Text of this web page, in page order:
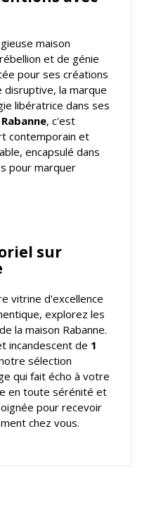
maison
et de génie
pour ses créations
disruptive, la marque
libératrice dans ses
, c'est
contemporain et
encapsulé dans
pour marquer
sur
vitrine d'excellence
, explorez les
la maison Rabanne.
incandescent de 1
sélection
qui fait écho à votre
en toute sérénité et
pour recevoir
chez vous.